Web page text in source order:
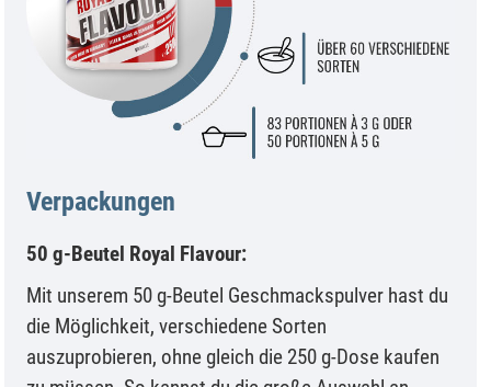
Verpackungen
50 g-Beutel Royal Flavour:
Mit unserem 50 g-Beutel Geschmackspulver hast du
die Möglichkeit, verschiedene Sorten
auszuprobieren, ohne gleich die 250 g-Dose kaufen